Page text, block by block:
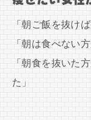
「朝ご飯を抜け
「朝は食べない
「朝食を抜いた
た」